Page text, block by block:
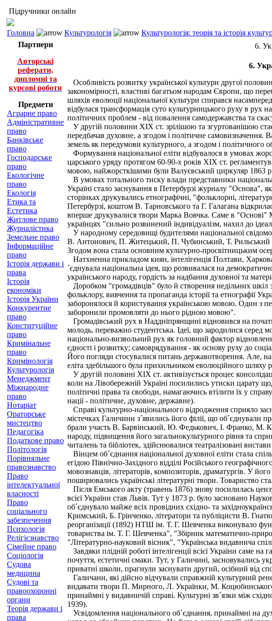
Підручники онлайн
Головна Культурологія Культурологія: теорія та історія
Партнери
Авторські
реферати,
дипломні та
курсові роботи
Предмети
Аграрне право
Адміністративне
право
Банківське
право
Господарське
право
Екологічне
право
Екологія
Етика та
Естетика
Житлове право
Журналістика
Земельне право
Інформаційне
право
Історія держави і
права
Історія
економіки
Історія України
Конкурентне
право
Конституційне
право
Кримінальне
право
Кримінологія
Культурологія
Менеджмент
Міжнародне
право
Нотаріат
Ораторське
мистецтво
Педагогіка
Податкове право
Політологія
Порівняльне
правознавство
Право
інтелектуальної
власності
Право
соціального
забезпечення
Психологія
Релігієзнавство
Сімейне право
Соціологія
Судова
медицина
Судові та
правоохоронні
органи
Теорія держави і
права
6.
6.
Особливість розвитку української культури другої
закономірності, властиві багатьом народам Європи, що
шляхів еволюції національної культури спирався
відбулася трансформація суто культурницького руху в рух
політичних проблем - від повалення самодержавства та
У другій половини XIX ст. зрілішою та згуртованішою
передбачав духовне, а згодом і політичне самовизначення.
земель як передумови культурного, а згодом і політичного
Формування національної еліти відбувалося в умовах
царського уряду протягом 60-90-х років XIX ст.
мовою, найжорсткішими були Валуєвський циркуляр 1863
В умовах тотального тиску влади представники
Україні стало заснування в Петербурзі журналу "Основа",
сторінках друкувались етнографічні, "фольклорні,
Петербурзі, коштом В. Тарновського та Г. Галагана
вперше друкувалися твори Марка Вовчка. Саме в "Основі"
українцях "сильно розвинений індивідуалізм, нахил до
У народному середовищі будителями національної
В. Антонович, П. Житецький, П. Чубинський, Т. Рильський та
Згодом вона стала основним культурно-просвітницьким
Натхненна прикладом киян, інтелігенція Полтави,
´єднувала національна ідея, що розвивалася на
українського народу, гордість за надбання духовної та
Доробком "громадівців" було й створення недільних
фольклору, вивчення та пропаганда історії та етнографії
заборонялося й користування українською мовою. Один з
заборонили промовляти до нього рідною мовою".
Громадівський рух в Наддніпрянщині відновився на
молодь, переважно студентська. Ідеї, що зародилися
національно-визвольний рух як головний фактор
єдності і розвитку; самоврядування - як основу руху до
Його погляди стосувалися питань державотворення. Але, на
еліта здебільшого була прихильником еволюційного шляху
У другій половині XIX ст. активізується процес
коли на Лівобережній Україні посилились утиски царату
політичні права та свободи, намагаючись втілити їх у
нації - політичне, духовне, державне).
Справі культурно-національного відродження сприяло
містечках Галичини з´явились його філії, що об´єднували
брали участь В. Барвінський, Ю. Федькович, І. Франко, М.
народу, підвищення його загальнокультурного рівня та
читалень та бібліотек, здійснювалися театралізовані
Вінцем об´єднання національної духовної еліти стала
егідою Північно-Західного відділі Російського
мовознавців, літераторів, композиторів, драматургів. У
поширювались українські літературні твори. Товариство
Після Емського акту (травень 1876) знову посилилась
всієї України став Львів. Тут у 1873 р. було засновано
об´єднувало майже всіх провідних східно- та
Кримський, Б. Грінченко, літератори та публіцисти В.
реорганізації (1892) НТШ ім. Т. Г. Шевченка виконувало
товариства ім. Т. Г. Шевченка", "Збірник математично-
"Літературно-науковий вісник", "Українська видавнича
Завдяки плідній роботі інтелігенції всієї України саме
почуття, естетичні смаки. Тут, у Галичині, засновувались
приватні школи, прагнули заснувати другий, осібний від
Галичани, які дійсно відчували справжній культурний
видавати твори П. Мирного, Л. Українки, М. Коцюбинського
принаймні у видавничій справі. Культурні зв´язки між
1939).
Усвідомлення національного об´єднання, принаймні на